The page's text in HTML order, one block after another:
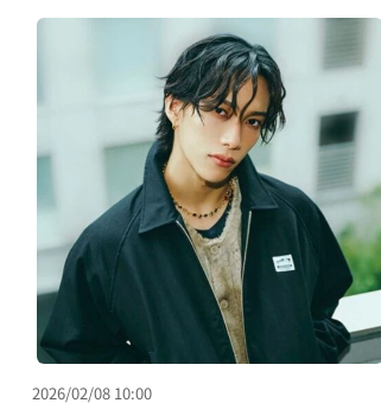
2026/02/08 10:00